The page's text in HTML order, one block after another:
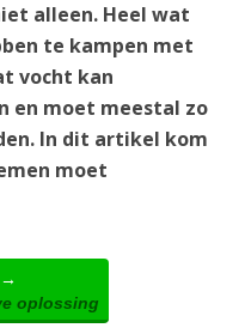
alleen. Heel wat
te kampen met
vocht kan
en moet meestal zo
In dit artikel kom
moet
oplossing